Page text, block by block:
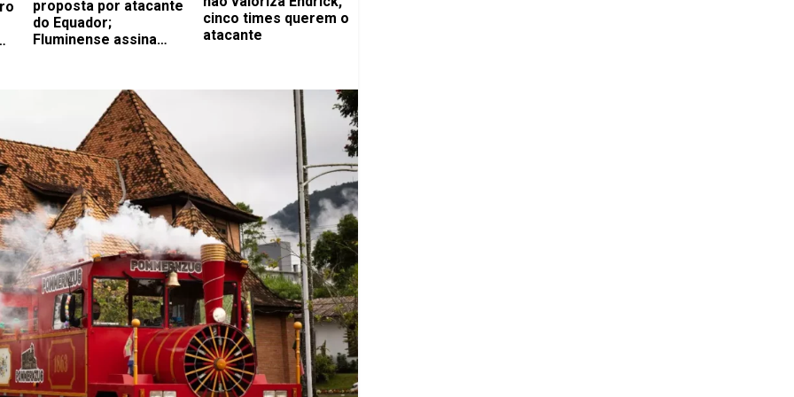
proposta por atacante
do Equador;
Fluminense assina
cinco times querem o
atacante